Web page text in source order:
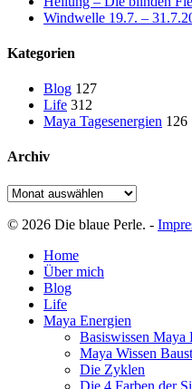
Windwelle 19.7. –
Kategorien
Blog 127
Life 312
Maya Tagesenergien 126
Archiv
Archiv
© 2026 Die blaue Perle. -
Close
Menu
Home
Über mich
Blog
Life
Maya Energien
Basiswissen Maya
Maya Wissen
Die Zyklen
Die 4 Farben der